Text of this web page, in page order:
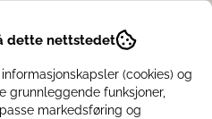
dette nettstedet
(cookies) og
grunnleggende funksjoner,
markedsføring og